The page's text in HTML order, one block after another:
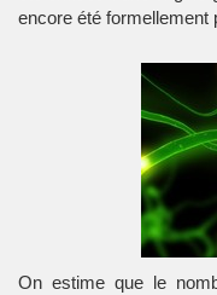
encore été formellement
On estime que le